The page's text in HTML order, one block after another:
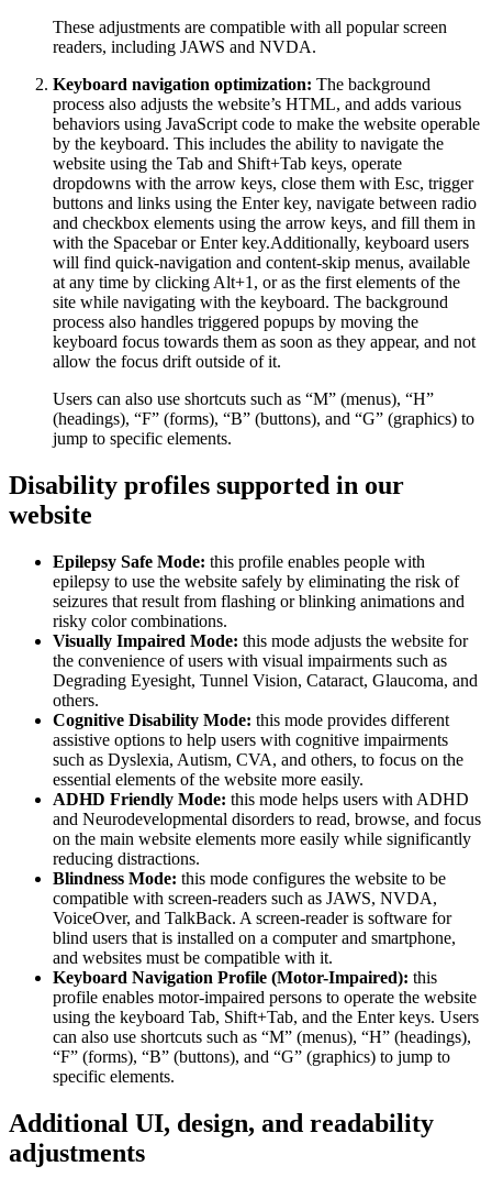
These adjustments are compatible with all popular screen
readers, including JAWS and NVDA.
Keyboard navigation optimization: The background
process also adjusts the website’s HTML, and adds various
behaviors using JavaScript code to make the website operable
by the keyboard. This includes the ability to navigate the
website using the Tab and Shift+Tab keys, operate
dropdowns with the arrow keys, close them with Esc, trigger
buttons and links using the Enter key, navigate between radio
and checkbox elements using the arrow keys, and fill them in
with the Spacebar or Enter key.Additionally, keyboard users
will find quick-navigation and content-skip menus, available
at any time by clicking Alt+1, or as the first elements of the
site while navigating with the keyboard. The background
process also handles triggered popups by moving the
keyboard focus towards them as soon as they appear, and not
allow the focus drift outside of it.
Users can also use shortcuts such as “M” (menus), “H”
(headings), “F” (forms), “B” (buttons), and “G” (graphics) to
jump to specific elements.
Disability profiles supported in our
website
Epilepsy Safe Mode: this profile enables people with
epilepsy to use the website safely by eliminating the risk of
seizures that result from flashing or blinking animations and
risky color combinations.
Visually Impaired Mode: this mode adjusts the website for
the convenience of users with visual impairments such as
Degrading Eyesight, Tunnel Vision, Cataract, Glaucoma, and
others.
Cognitive Disability Mode: this mode provides different
assistive options to help users with cognitive impairments
such as Dyslexia, Autism, CVA, and others, to focus on the
essential elements of the website more easily.
ADHD Friendly Mode: this mode helps users with ADHD
and Neurodevelopmental disorders to read, browse, and focus
on the main website elements more easily while significantly
reducing distractions.
Blindness Mode: this mode configures the website to be
compatible with screen-readers such as JAWS, NVDA,
VoiceOver, and TalkBack. A screen-reader is software for
blind users that is installed on a computer and smartphone,
and websites must be compatible with it.
Keyboard Navigation Profile (Motor-Impaired): this
profile enables motor-impaired persons to operate the website
using the keyboard Tab, Shift+Tab, and the Enter keys. Users
can also use shortcuts such as “M” (menus), “H” (headings),
“F” (forms), “B” (buttons), and “G” (graphics) to jump to
specific elements.
Additional UI, design, and readability
adjustments